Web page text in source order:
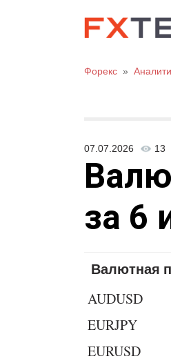
Форекс »
07.07.2026 13
за 6
Валютная
AUDUSD
EURJPY
EURUSD